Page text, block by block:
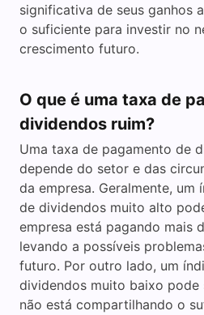
significativa de seus ganhos
o suficiente para investir no
crescimento futuro.
O que é uma taxa de
dividendos ruim?
Uma taxa de pagamento de
depende do setor e das
da empresa. Geralmente, um
de dividendos muito alto
empresa está pagando mais
levando a possíveis
futuro. Por outro lado, um
dividendos muito baixo pode
não está compartilhando o